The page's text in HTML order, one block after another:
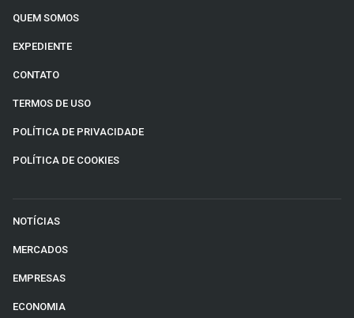
QUEM SOMOS
EXPEDIENTE
CONTATO
TERMOS DE USO
POLÍTICA DE PRIVACIDADE
POLÍTICA DE COOKIES
NOTÍCIAS
MERCADOS
EMPRESAS
ECONOMIA